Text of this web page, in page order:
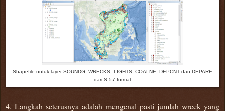
Shapefile untuk layer SOUNDG, WRECKS, LIGHTS, COALNE, DEPCNT dan DEPARE
dari S-57 format
4. Langkah seterusnya adalah mengenal pasti jumlah wreck yang